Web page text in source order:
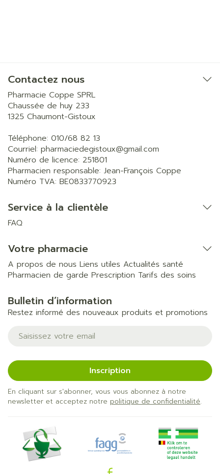
Contactez nous
Pharmacie Coppe SPRL
Chaussée de huy 233
1325 Chaumont-Gistoux
Téléphone: 010/68 82 13
Courriel: pharmaciedegistoux@gmail.com
Numéro de licence: 251801
Pharmacien responsable: Jean-François Coppe
Numéro TVA: BE0833770923
Service à la clientèle
FAQ
Votre pharmacie
A propos de nous Liens utiles Actualités santé
Pharmacien de garde Prescription Tarifs des soins
Bulletin d’information
Restez informé des nouveaux produits et promotions
Adresse mail
Inscription
En cliquant sur s'abonner, vous vous abonnez à notre
newsletter et acceptez notre politique de confidentialité.